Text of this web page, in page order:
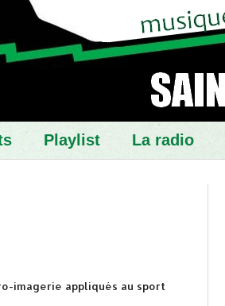
Playlist La radio
imagerie appliqués au sport